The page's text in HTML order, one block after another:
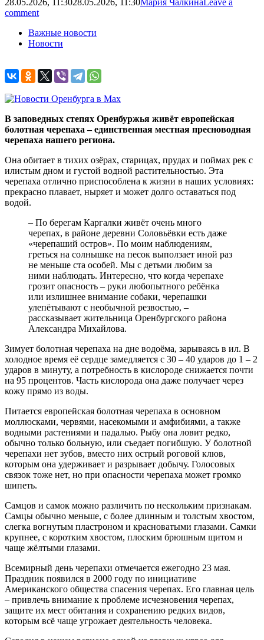
comment
Важные новости
Новости
В заповедных степях Оренбуржья живёт европейская
болотная черепаха – единственная местная пресноводная
черепаха нашего региона.
Она обитает в тихих озёрах, старицах, прудах и поймах рек с
илистым дном и густой водной растительностью. Эта
черепаха отлично приспособлена к жизни в наших условиях:
прекрасно плавает, ныряет и может долго оставаться под
водой.
– По берегам Каргалки живёт очень много
черепах, в районе деревни Соловьёвки есть даже
«черепаший остров». По моим наблюдениям,
греться на солнышке на песок выползает иной раз
не меньше ста особей. Мы с детьми любим за
ними наблюдать. Интересно, что когда черепахе
грозит опасность – руки любопытного ребёнка
или излишнее внимание собаки, черепашки
улепётывают с необычной резвостью, –
рассказывает жительница Оренбургского района
Александра Михайлова.
Зимует болотная черепаха на дне водоёма, зарываясь в ил. В
холодное время её сердце замедляется с 30 – 40 ударов до 1 – 2
ударов в минуту, а потребность в кислороде снижается почти
на 95 процентов. Часть кислорода она даже получает через
кожу прямо из воды.
Питается европейская болотная черепаха в основном
моллюсками, червями, насекомыми и амфибиями, а также
водными растениями и падалью. Рыбу она ловит редко,
обычно только больную, или съедает погибшую. У болотной
черепахи нет зубов, вместо них острый роговой клюв,
которым она удерживает и разрывает добычу. Голосовых
связок тоже нет, но при опасности черепаха может громко
шипеть.
Самцов и самок можно различить по нескольким признакам.
Самцы обычно меньше, с более длинным и толстым хвостом,
слегка вогнутым пластроном и красноватыми глазами. Самки
крупнее, с коротким хвостом, плоским брюшным щитом и
чаще жёлтыми глазами.
Всемирный день черепахи отмечается ежегодно 23 мая.
Праздник появился в 2000 году по инициативе
Американского общества спасения черепах. Его главная цель
– привлечь внимание к проблеме исчезновения черепах,
защите их мест обитания и сохранению редких видов,
которым всё чаще угрожает деятельность человека.